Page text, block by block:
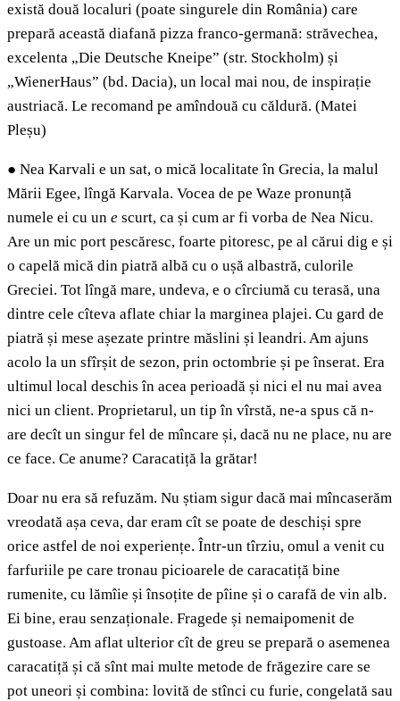
există două localuri (poate singurele din România) care
prepară această diafană pizza franco-germană: străvechea,
excelenta „Die Deutsche Kneipe” (str. Stockholm) și
„WienerHaus” (bd. Dacia), un local mai nou, de inspirație
austriacă. Le recomand pe amîndouă cu căldură. (Matei
Pleșu)
● Nea Karvali e un sat, o mică localitate în Grecia, la malul
Mării Egee, lîngă Karvala. Vocea de pe Waze pronunță
numele ei cu un e scurt, ca și cum ar fi vorba de Nea Nicu.
Are un mic port pescăresc, foarte pitoresc, pe al cărui dig e și
o capelă mică din piatră albă cu o ușă albastră, culorile
Greciei. Tot lîngă mare, undeva, e o cîrciumă cu terasă, una
dintre cele cîteva aflate chiar la marginea plajei. Cu gard de
piatră și mese așezate printre măslini și leandri. Am ajuns
acolo la un sfîrșit de sezon, prin octombrie și pe înserat. Era
ultimul local deschis în acea perioadă și nici el nu mai avea
nici un client. Proprietarul, un tip în vîrstă, ne-a spus că n-
are decît un singur fel de mîncare și, dacă nu ne place, nu are
ce face. Ce anume? Caracatiță la grătar!
Doar nu era să refuzăm. Nu știam sigur dacă mai mîncaserăm
vreodată așa ceva, dar eram cît se poate de deschiși spre
orice astfel de noi experiențe. Într-un tîrziu, omul a venit cu
farfuriile pe care tronau picioarele de caracatiță bine
rumenite, cu lămîie și însoțite de pîine și o carafă de vin alb.
Ei bine, erau senzaționale. Fragede și nemaipomenit de
gustoase. Am aflat ulterior cît de greu se prepară o asemenea
caracatiță și că sînt mai multe metode de frăgezire care se
pot uneori și combina: lovită de stînci cu furie, congelată sau